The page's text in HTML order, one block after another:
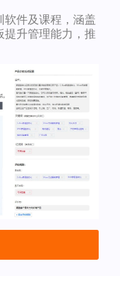
软件及课程，涵盖
提升管理能力，推